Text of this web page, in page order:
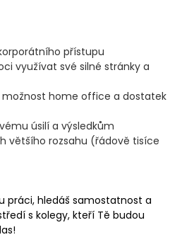
přístupu
využívat své silné stránky a
možnost home office a dostatek
úsilí a výsledkům
většího rozsahu (řádově tisíce
práci, hledáš samostatnost a
s kolegy, kteří Tě budou